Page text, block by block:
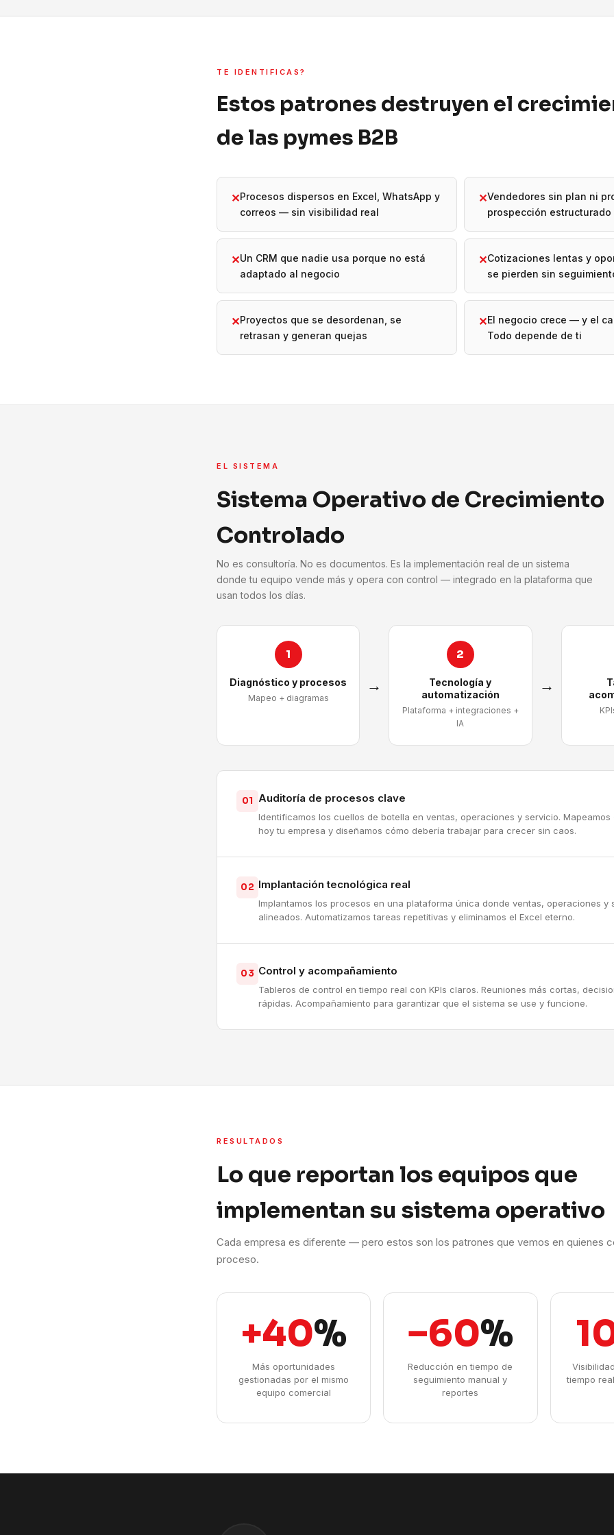
TE IDENTIFICAS?
Estos patrones destruyen el
de las pymes B2B
✕Procesos dispersos en Excel, WhatsApp y
correos — sin visibilidad real
✕Vendedores sin plan ni
prospección estructurado
✕Un CRM que nadie usa porque no está
adaptado al negocio
✕Cotizaciones lentas y
se pierden sin
✕Proyectos que se desordenan, se
retrasan y generan quejas
✕El negocio crece — y el
Todo depende de ti
EL SISTEMA
Sistema Operativo de Crecimiento
Controlado
No es consultoría. No es documentos. Es la implementación real de un sistema
donde tu equipo vende más y opera con control — integrado en la plataforma que
usan todos los días.
1
Diagnóstico y procesos
Mapeo + diagramas
→
2
Tecnología y
automatización
Plataforma + integraciones +
IA
→
01 Auditoría de procesos clave
Identificamos los cuellos de botella en ventas, operaciones y servicio. Mapeamos
hoy tu empresa y diseñamos cómo debería trabajar para crecer sin caos.
02 Implantación tecnológica real
Implantamos los procesos en una plataforma única donde ventas, operaciones y
alineados. Automatizamos tareas repetitivas y eliminamos el Excel eterno.
03 Control y acompañamiento
Tableros de control en tiempo real con KPIs claros. Reuniones más cortas,
rápidas. Acompañamiento para garantizar que el sistema se use y funcione.
RESULTADOS
Lo que reportan los equipos que
implementan su sistema operativo
Cada empresa es diferente — pero estos son los patrones que vemos en quienes
proceso.
+40%
Más oportunidades
gestionadas por el mismo
equipo comercial
−60%
Reducción en tiempo de
seguimiento manual y
reportes
tiempo